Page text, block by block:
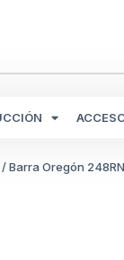
/ Barra Oregón